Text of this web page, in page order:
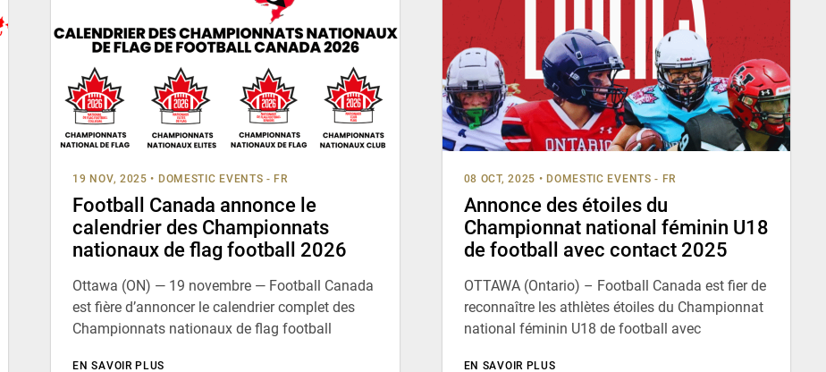
19 NOV, 2025 • DOMESTIC EVENTS - FR
Football Canada annonce le
calendrier des Championnats
nationaux de flag football 2026
Ottawa (ON) — 19 novembre — Football Canada
est fière d’annoncer le calendrier complet des
Championnats nationaux de flag football
EN SAVOIR PLUS
08 OCT, 2025 • DOMESTIC EVENTS - FR
Annonce des étoiles du
Championnat national féminin U18
de football avec contact 2025
OTTAWA (Ontario) – Football Canada est fier de
reconnaître les athlètes étoiles du Championnat
national féminin U18 de football avec
EN SAVOIR PLUS